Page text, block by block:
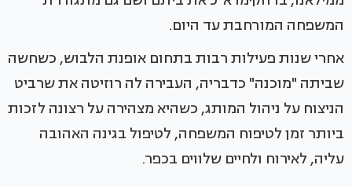
המשפחה המורחבת עד היום.
אחרי שנות פעילות רבות בתחום אופנת הלבוש, כשחשה
שביתה "מוכנה" כדבריה, העבירה לה רוזיטה את שרביט
הניצוח על ניהול המותג, כשהיא מצהירה על רצונה לזכות
ביותר זמן לטיפוח המשפחה, לטיפול בגינה האהובה
עליה, לאירוח ולחיים שלווים בכפר.